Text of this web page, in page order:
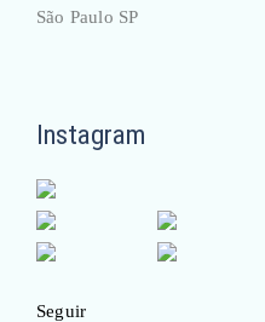
São Paulo SP
Instagram
Seguir